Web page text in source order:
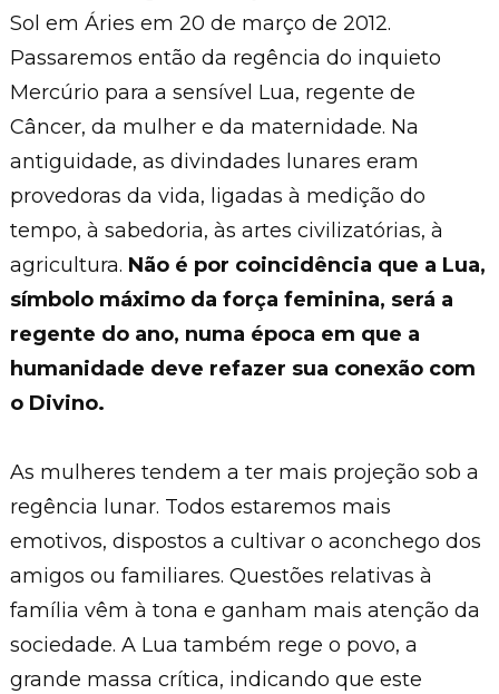
Sol em Áries em 20 de março de 2012.
Passaremos então da regência do inquieto
Mercúrio para a sensível Lua, regente de
Câncer, da mulher e da maternidade. Na
antiguidade, as divindades lunares eram
provedoras da vida, ligadas à medição do
tempo, à sabedoria, às artes civilizatórias, à
agricultura. Não é por coincidência que a Lua,
símbolo máximo da força feminina, será a
regente do ano, numa época em que a
humanidade deve refazer sua conexão com
o Divino.
As mulheres tendem a ter mais projeção sob a
regência lunar. Todos estaremos mais
emotivos, dispostos a cultivar o aconchego dos
amigos ou familiares. Questões relativas à
família vêm à tona e ganham mais atenção da
sociedade. A Lua também rege o povo, a
grande massa crítica, indicando que este